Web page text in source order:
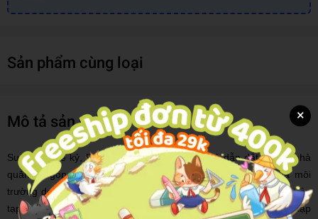
Sản phẩm cùng loại
Mô tả sản phẩm
Suốt nửa thế kỷ, Peter Drucker đã thức tỉnh và dẫn dắt những nhà
quản lý, góp phần to lớn trong việc thay đổi diện mạo của môi
trường doanh nghiệp bằng những bài báo mang tính đột phá trên
tạp chí Harvard Business Review. Cuốn sách này là một tuyển tập
×